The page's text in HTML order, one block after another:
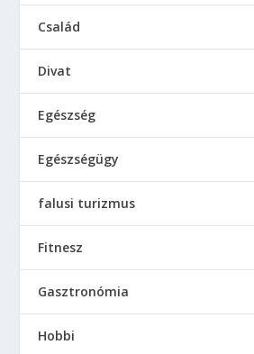
Család
Divat
Egészség
Egészségügy
falusi turizmus
Fitnesz
Gasztronómia
Hobbi